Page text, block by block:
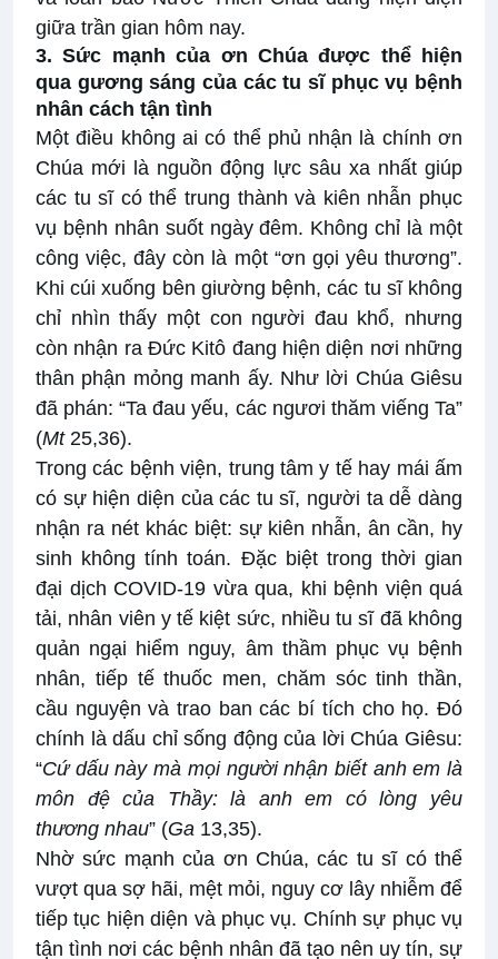
giữa trần gian hôm nay.
3. Sức mạnh của ơn Chúa được thể hiện
qua gương sáng của các tu sĩ phục vụ bệnh
nhân cách tận tình
Một điều không ai có thể phủ nhận là chính ơn
Chúa mới là nguồn động lực sâu xa nhất giúp
các tu sĩ có thể trung thành và kiên nhẫn phục
vụ bệnh nhân suốt ngày đêm. Không chỉ là một
công việc, đây còn là một “ơn gọi yêu thương”.
Khi cúi xuống bên giường bệnh, các tu sĩ không
chỉ nhìn thấy một con người đau khổ, nhưng
còn nhận ra Đức Kitô đang hiện diện nơi những
thân phận mỏng manh ấy. Như lời Chúa Giêsu
đã phán: “Ta đau yếu, các ngươi thăm viếng Ta”
(Mt 25,36).
Trong các bệnh viện, trung tâm y tế hay mái ấm
có sự hiện diện của các tu sĩ, người ta dễ dàng
nhận ra nét khác biệt: sự kiên nhẫn, ân cần, hy
sinh không tính toán. Đặc biệt trong thời gian
đại dịch COVID-19 vừa qua, khi bệnh viện quá
tải, nhân viên y tế kiệt sức, nhiều tu sĩ đã không
quản ngại hiểm nguy, âm thầm phục vụ bệnh
nhân, tiếp tế thuốc men, chăm sóc tinh thần,
cầu nguyện và trao ban các bí tích cho họ. Đó
chính là dấu chỉ sống động của lời Chúa Giêsu:
“Cứ dấu này mà mọi người nhận biết anh em là
môn đệ của Thầy: là anh em có lòng yêu
thương nhau” (Ga 13,35).
Nhờ sức mạnh của ơn Chúa, các tu sĩ có thể
vượt qua sợ hãi, mệt mỏi, nguy cơ lây nhiễm để
tiếp tục hiện diện và phục vụ. Chính sự phục vụ
tận tình nơi các bệnh nhân đã tạo nên uy tín, sự